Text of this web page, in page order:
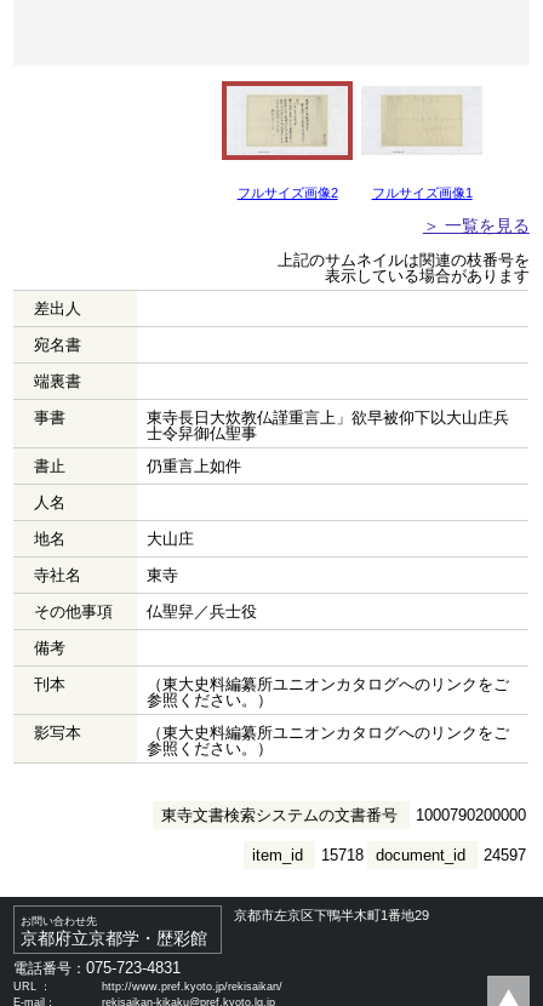
フルサイズ画像2 フルサイズ画像1
＞ 一覧を見る
上記のサムネイルは関連の枝番号を
表示している場合があります
差出人
宛名書
端裏書
事書
東寺長日大炊教仏謹重言上」欲早被仰下以大山庄兵
士令舁御仏聖事
書止
仍重言上如件
人名
地名
大山庄
寺社名
東寺
その他事項
仏聖舁／兵士役
備考
刊本
（東大史料編纂所ユニオンカタログへのリンクをご
参照ください。）
影写本
（東大史料編纂所ユニオンカタログへのリンクをご
参照ください。）
東寺文書検索システムの文書番号 1000790200000
document_id 24597
item_id 15718
お問い合わせ先
京都府立京都学・歴彩館
京都市左京区下鴨半木町1番地29
電話番号：075-723-4831
URL ：
http://www.pref.kyoto.jp/rekisaikan/
E-mail：
rekisaikan-kikaku@pref.kyoto.lg.jp